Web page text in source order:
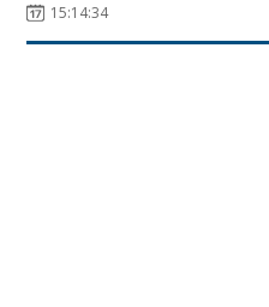
15:14:34